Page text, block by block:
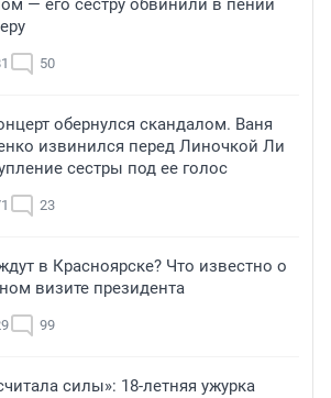
— его сестру обвинили в пении
50
обернулся скандалом. Ваня
извинился перед Линочкой Ли
сестры под ее голос
23
в Красноярске? Что известно о
визите президента
99
силы»: 18-летняя ужурка